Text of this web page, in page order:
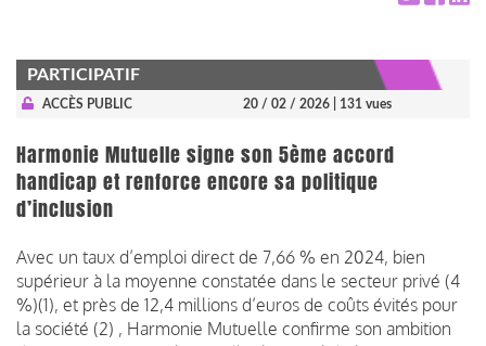
PARTICIPATIF
ACCÈS PUBLIC 20 / 02 / 2026 | 131 vues
Harmonie Mutuelle signe son 5ème accord
handicap et renforce encore sa politique
d’inclusion
Avec un taux d’emploi direct de 7,66 % en 2024, bien
supérieur à la moyenne constatée dans le secteur privé (4
%)(1), et près de 12,4 millions d’euros de coûts évités pour
la société (2) , Harmonie Mutuelle confirme son ambition